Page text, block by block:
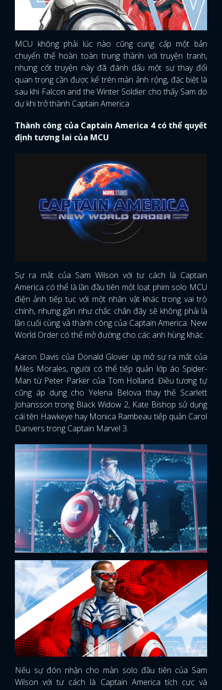
MCU không phải lúc nào cũng cung cấp một bản
chuyển thể hoàn toàn trung thành với truyện tranh,
nhưng cốt truyện này đã đánh dấu một sự thay đổi
quan trọng cần được kể trên màn ảnh rộng, đặc biệt là
sau khi Falcon and the Winter Soldier cho thấy Sam do
dự khi trở thành Captain America
Thành công của Captain America 4 có thể quyết
định tương lai của MCU
Sự ra mắt của Sam Wilson với tư cách là Captain
America có thể là lần đầu tiên một loạt phim solo MCU
điện ảnh tiếp tục với một nhân vật khác trong vai trò
chính, nhưng gần như chắc chắn đây sẽ không phải là
lần cuối cùng và thành công của Captain America: New
World Order có thể mở đường cho các anh hùng khác.
Aaron Davis của Donald Glover úp mở sự ra mắt của
Miles Morales, người có thể tiếp quản lớp áo Spider-
Man từ Peter Parker của Tom Holland. Điều tương tự
cũng áp dụng cho Yelena Belova thay thế Scarlett
Johansson trong Black Widow 2, Kate Bishop sử dụng
cái tên Hawkeye hay Monica Rambeau tiếp quản Carol
Danvers trong Captain Marvel 3.
Nếu sự đón nhận cho màn solo đầu tiên của Sam
Wilson với tư cách là Captain America tích cực và